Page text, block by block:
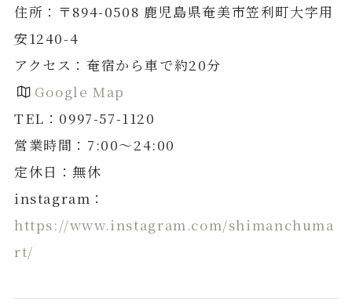
住所：〒894-0508 鹿児島県奄美市笠利町大字用
安1240-4
アクセス：奄宿から車で約20分
Google Map
TEL：0997-57-1120
営業時間：7:00〜24:00
定休日：無休
instagram：
https://www.instagram.com/shimanchuma
rt/